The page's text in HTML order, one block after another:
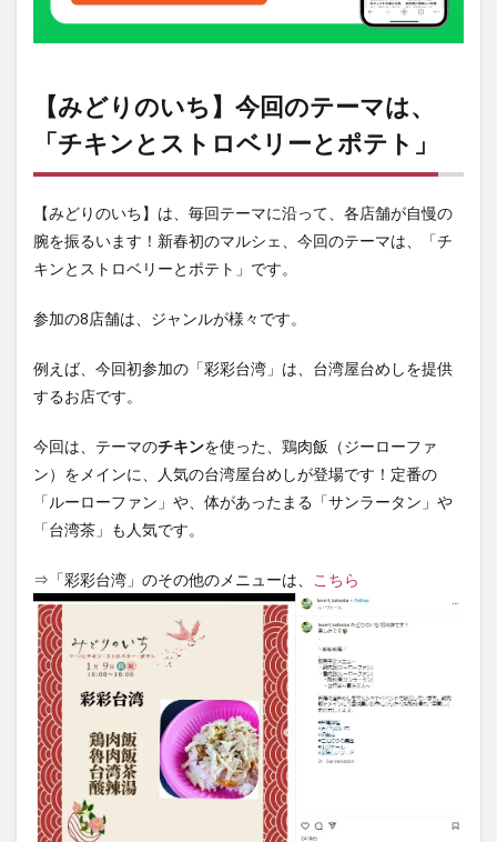
ト」
2
のい
ち】
参加
紹介
3
【み
ち】
ント
【みどりのいち】今回のテーマは、
「チキンとストロベリーとポテト」
【みどりのいち】は、毎回テーマに沿って、各店舗が自慢の
腕を振るいます！新春初のマルシェ、今回のテーマは、「チ
キンとストロベリーとポテト」です。
参加の8店舗は、ジャンルが様々です。
例えば、今回初参加の「彩彩台湾」は、台湾屋台めしを提供
するお店です。
今回は、テーマのチキンを使った、鶏肉飯（ジーローファ
ン）をメインに、人気の台湾屋台めしが登場です！定番の
「ルーローファン」や、体があったまる「サンラータン」や
「台湾茶」も人気です。
⇒「彩彩台湾」のその他のメニューは、 こちら